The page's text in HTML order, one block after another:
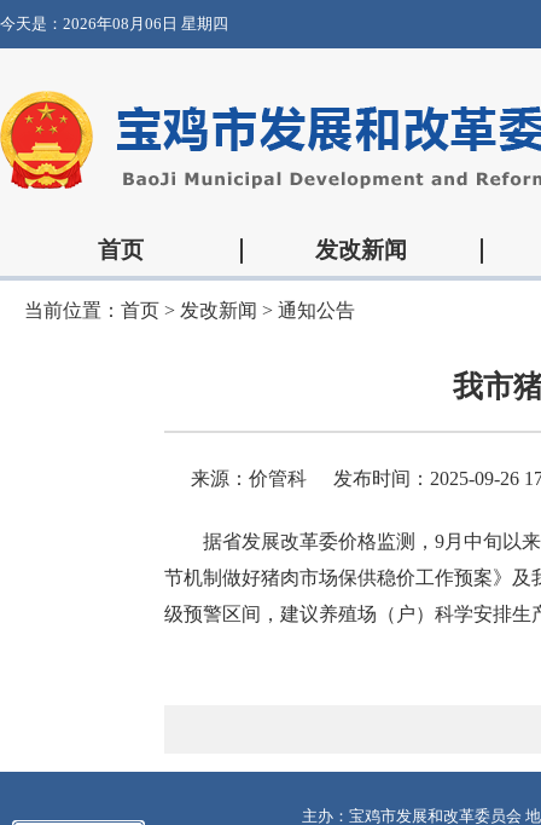
今天是： 2026年08月06日 星期四
首页 发改新闻
当前位置： 首页 > 发改新闻 > 通知公告
我市
来源：价管科 发布时间：2025-09-26
据省发展改革委价格监测，9月中旬以
节机制做好猪肉市场保供稳价工作预案》
级预警区间，建议养殖场（户）科学安排
主办：宝鸡市发展和改革委员会